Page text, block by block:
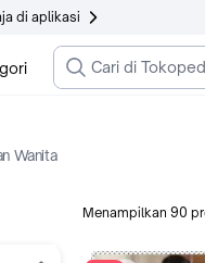
di aplikasi
Wanita
Menampilkan 90